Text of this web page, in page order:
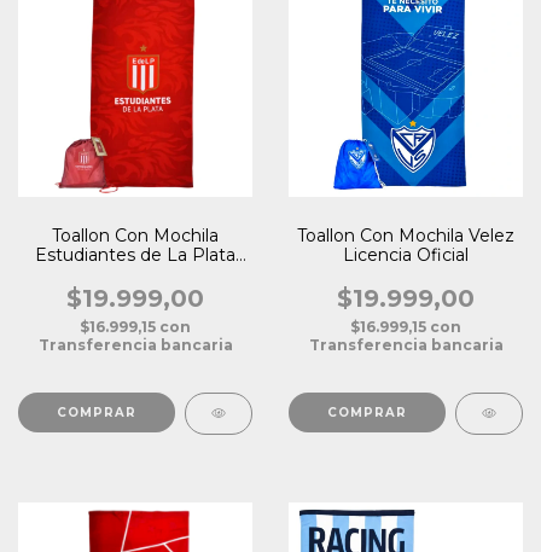
Toallon Con Mochila
Estudiantes de La Plata
$19.999,00
$16.999,15 con
Transferencia bancaria
Toallon Con Mochila Velez
Licencia Oficial
$19.999,00
$16.999,15 con
Transferencia bancaria